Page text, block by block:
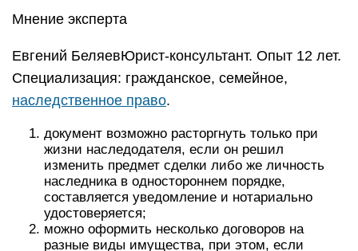
Мнение эксперта
Евгений БеляевЮрист-консультант. Опыт 12 лет.
Специализация: гражданское, семейное,
наследственное право.
документ возможно расторгнуть только при
жизни наследодателя, если он решил
изменить предмет сделки либо же личность
наследника в одностороннем порядке,
составляется уведомление и нотариально
удостоверяется;
можно оформить несколько договоров на
разные виды имущества, при этом, если